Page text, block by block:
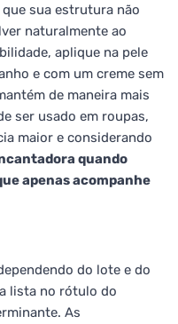
sua estrutura não
naturalmente ao
aplique na pele
e com um creme sem
de maneira mais
ser usado em roupas,
maior e considerando
quando
apenas acompanhe
do lote e do
lista no rótulo do
As